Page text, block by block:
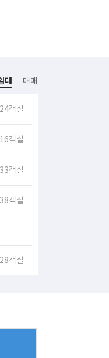
대 매매
24객실
16객실
33객실
38객실
28객실